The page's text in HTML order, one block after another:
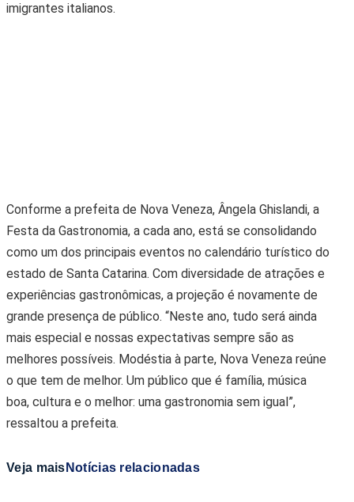
imigrantes italianos.
Conforme a prefeita de Nova Veneza, Ângela Ghislandi, a
Festa da Gastronomia, a cada ano, está se consolidando
como um dos principais eventos no calendário turístico do
estado de Santa Catarina. Com diversidade de atrações e
experiências gastronômicas, a projeção é novamente de
grande presença de público. “Neste ano, tudo será ainda
mais especial e nossas expectativas sempre são as
melhores possíveis. Modéstia à parte, Nova Veneza reúne
o que tem de melhor. Um público que é família, música
boa, cultura e o melhor: uma gastronomia sem igual”,
ressaltou a prefeita.
Veja mais Notícias relacionadas